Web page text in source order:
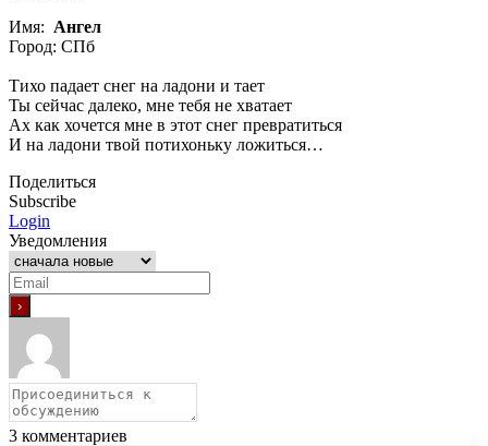
Имя: Ангел
Город: СПб
Тихо падает снег на ладони и тает
Ты сейчас далеко, мне тебя не хватает
Ах как хочется мне в этот снег превратиться
И на ладони твой потихоньку ложиться…
Поделиться
Subscribe
Login
Уведомления
3 комментариев